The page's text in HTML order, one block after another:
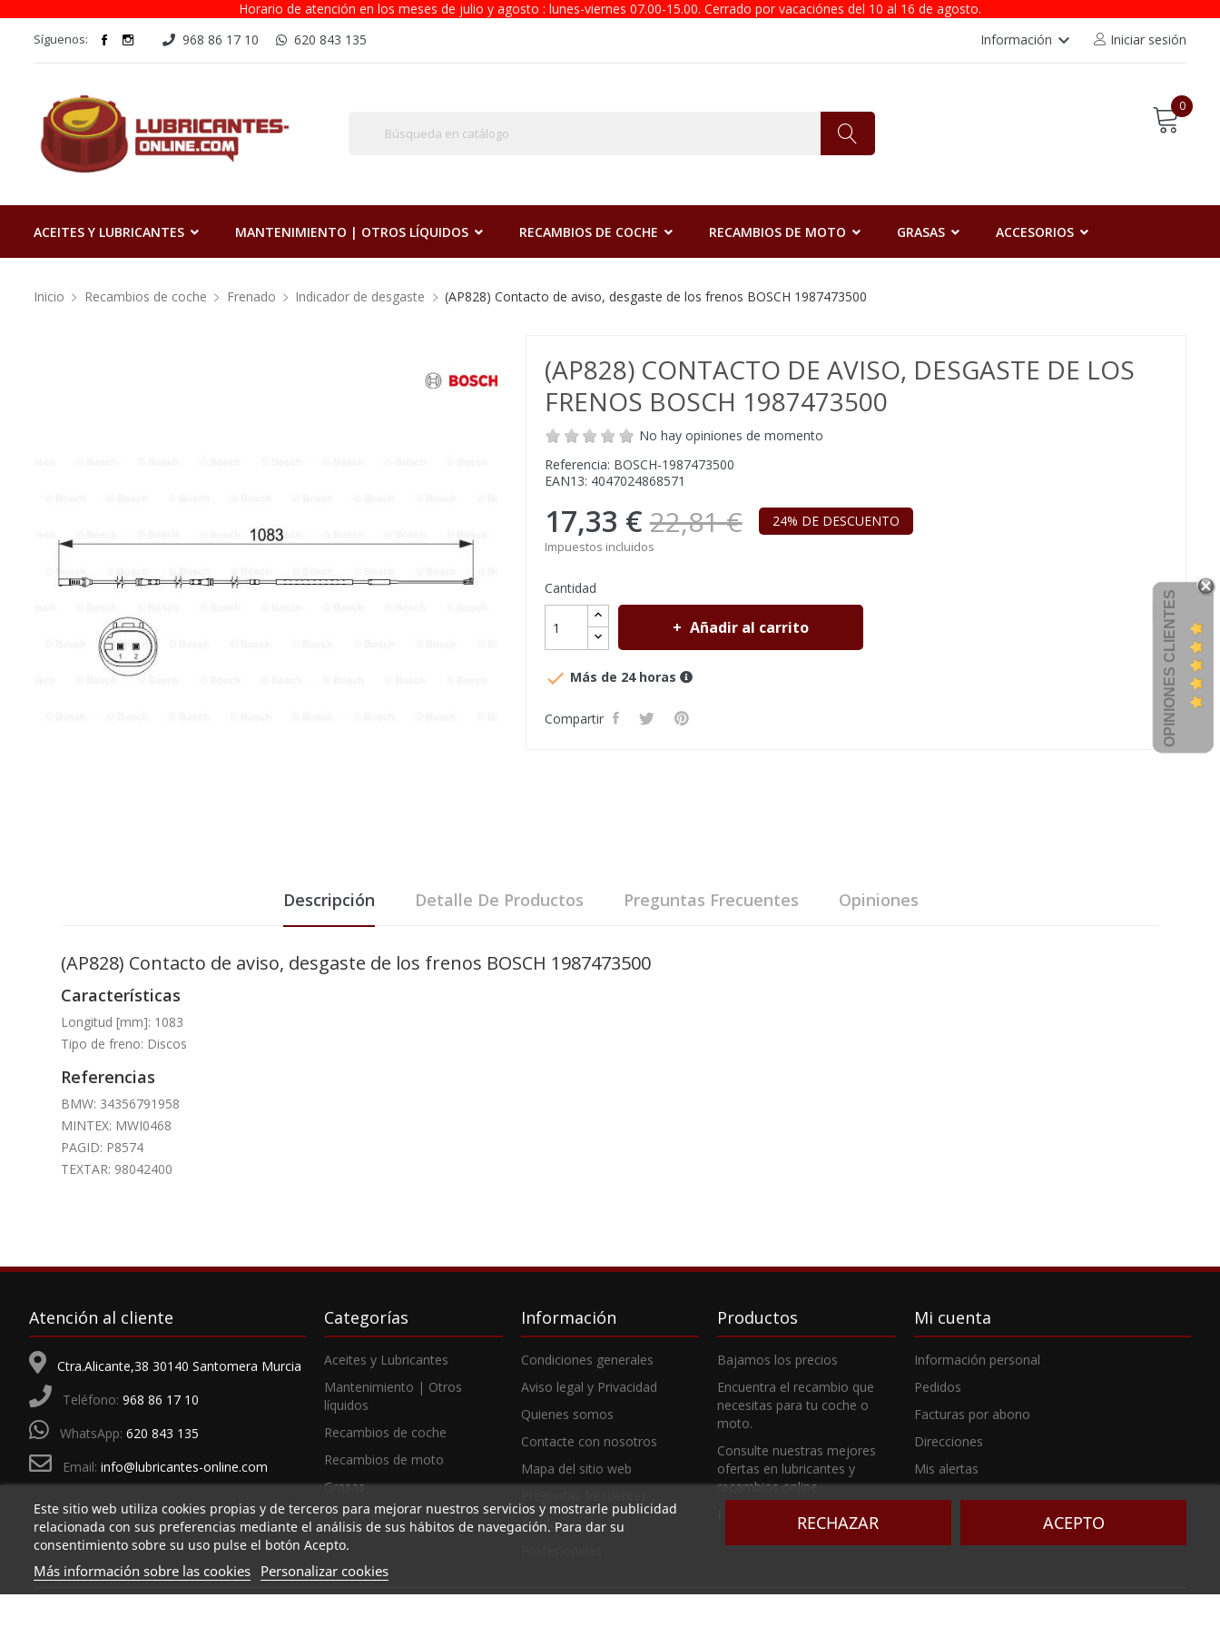
Horario de atención en los meses de julio y agosto : lunes-viernes 07.00-15.00. Cerrado por vacaciónes del 10 al 16 de agosto.
Síguenos: 968 86 17 10 620 843 135 Iniciar sesión
Información keyboard_arrow_down
0
ACEITES Y LUBRICANTES MANTENIMIENTO | OTROS LÍQUIDOS RECAMBIOS DE COCHE RECAMBIOS DE MOTO GRASAS ACCESORIOS
Inicio Recambios de coche Frenado Indicador de desgaste (AP828) Contacto de aviso, desgaste de los frenos BOSCH 1987473500
(AP828) CONTACTO DE AVISO, DESGASTE DE LOS
FRENOS BOSCH 1987473500
No hay opiniones de momento
Referencia: BOSCH-1987473500
EAN13: 4047024868571
17,33 € 22,81 € 24% DE DESCUENTO
Impuestos incluidos
Cantidad
Añadir al carrito
 Más de 24 horas
Compartir
Descripción Detalle De Productos Preguntas Frecuentes Opiniones
(AP828) Contacto de aviso, desgaste de los frenos BOSCH 1987473500
Características
Longitud [mm]: 1083
Tipo de freno: Discos
Referencias
BMW: 34356791958
MINTEX: MWI0468
PAGID: P8574
TEXTAR: 98042400
Atención al cliente
Ctra.Alicante,38 30140 Santomera Murcia
Teléfono: 968 86 17 10
WhatsApp: 620 843 135
Email: info@lubricantes-online.com
Categorías
Aceites y Lubricantes
Mantenimiento | Otros
líquidos
Recambios de coche
Recambios de moto
Grasas
Accesorios
Información
Condiciones generales
Aviso legal y Privacidad
Quienes somos
Contacte con nosotros
Mapa del sitio web
Ayuda
Productos
Bajamos los precios
Encuentra el recambio que
necesitas para tu coche o
moto.
Consulte nuestras mejores
ofertas en lubricantes y
recambios online
Mi cuenta
Información personal
Pedidos
Facturas por abono
Direcciones
Mis alertas
Este sitio web utiliza cookies propias y de terceros para mejorar nuestros servicios y mostrarle publicidad
relacionada con sus preferencias mediante el análisis de sus hábitos de navegación. Para dar su
consentimiento sobre su uso pulse el botón Acepto.
Más información sobre las cookies Personalizar cookies
RECHAZAR ACEPTO
OPINIONES CLIENTES